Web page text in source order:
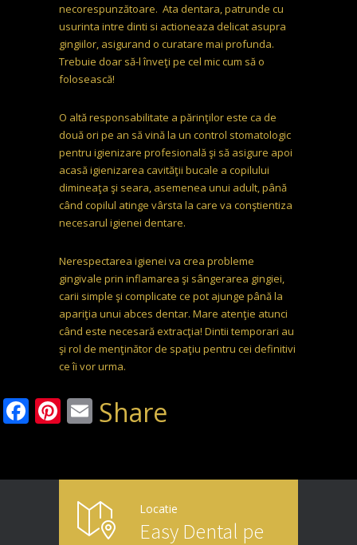
necorespunzătoare. Ata dentara, patrunde cu
usurinta intre dinti si actioneaza delicat asupra
gingiilor, asigurand o curatare mai profunda.
Trebuie doar să-l înveţi pe cel mic cum să o
folosească!
O altă responsabilitate a părinţilor este ca de
două ori pe an să vină la un control stomatologic
pentru igienizare profesională şi să asigure apoi
acasă igienizarea cavităţii bucale a copilului
dimineaţa şi seara, asemenea unui adult, până
când copilul atinge vârsta la care va conştientiza
necesarul igienei dentare.
Nerespectarea igienei va crea probleme
gingivale prin inflamarea şi sângerarea gingiei,
carii simple şi complicate ce pot ajunge până la
apariţia unui abces dentar. Mare atenţie atunci
când este necesară extracţia! Dintii temporari au
şi rol de menţinător de spaţiu pentru cei definitivi
ce îi vor urma.
Facebook
Pinterest
Email
Share
Locatie
Easy Dental pe